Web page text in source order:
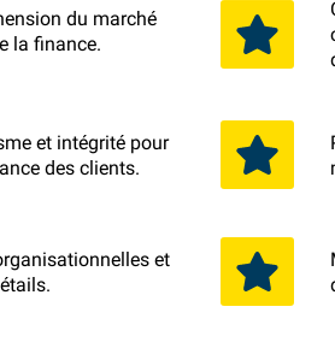
du marché
la finance.
et intégrité pour
des clients.
et